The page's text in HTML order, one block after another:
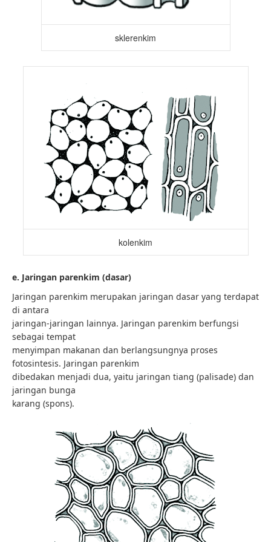
sklerenkim
kolenkim
e. Jaringan parenkim (dasar)
Jaringan parenkim merupakan jaringan dasar yang terdapat
di antara
jaringan-jaringan lainnya. Jaringan parenkim berfungsi
sebagai tempat
menyimpan makanan dan berlangsungnya proses
fotosintesis. Jaringan parenkim
dibedakan menjadi dua, yaitu jaringan tiang (palisade) dan
jaringan bunga
karang (spons).